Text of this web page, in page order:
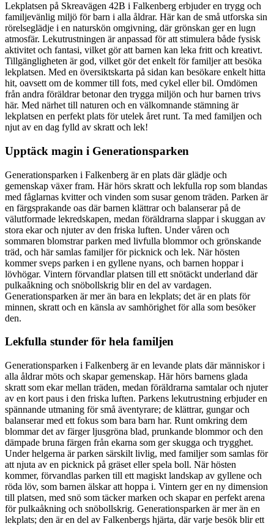
Lekplatsen på Skreavägen 42B i Falkenberg erbjuder en trygg och
familjevänlig miljö för barn i alla åldrar. Här kan de små utforska sin
rörelseglädje i en naturskön omgivning, där grönskan ger en lugn
atmosfär. Lekutrustningen är anpassad för att stimulera både fysisk
aktivitet och fantasi, vilket gör att barnen kan leka fritt och kreativt.
Tillgängligheten är god, vilket gör det enkelt för familjer att besöka
lekplatsen. Med en översiktskarta på sidan kan besökare enkelt hitta
hit, oavsett om de kommer till fots, med cykel eller bil. Omdömen
från andra föräldrar betonar den trygga miljön och hur barnen trivs
här. Med närhet till naturen och en välkomnande stämning är
lekplatsen en perfekt plats för utelek året runt. Ta med familjen och
njut av en dag fylld av skratt och lek!
Upptäck magin i Generationsparken
Generationsparken i Falkenberg är en plats där glädje och
gemenskap växer fram. Här hörs skratt och lekfulla rop som blandas
med fåglarnas kvitter och vinden som susar genom träden. Parken är
en färgsprakande oas där barnen klättrar och balanserar på de
välutformade lekredskapen, medan föräldrarna slappar i skuggan av
stora ekar och njuter av den friska luften. Under våren och
sommaren blomstrar parken med livfulla blommor och grönskande
träd, och här samlas familjer för picknick och lek. När hösten
kommer sveps parken i en gyllene nyans, och barnen hoppar i
lövhögar. Vintern förvandlar platsen till ett snötäckt underland där
pulkaåkning och snöbollskrig blir en del av vardagen.
Generationsparken är mer än bara en lekplats; det är en plats för
minnen, skratt och en känsla av samhörighet för alla som besöker
den.
Lekfulla stunder för hela familjen
Generationsparken i Falkenberg är en levande plats där människor i
alla åldrar möts och skapar gemenskap. Här hörs barnens glada
skratt som ekar mellan träden, medan föräldrarna samtalar och njuter
av en kort paus i den friska luften. Parkens lekutrustning erbjuder en
spännande utmaning för små äventyrare; de klättrar, gungar och
balanserar med ett fokus som bara barn har. Runt omkring dem
blommar det av färger ljusgröna blad, prunkande blommor och den
dämpade bruna färgen från ekarna som ger skugga och trygghet.
Under helgerna är parken särskilt livlig, med familjer som samlas för
att njuta av en picknick på gräset eller spela boll. När hösten
kommer, förvandlas parken till ett magiskt landskap av gyllene och
röda löv, som barnen älskar att hoppa i. Vintern ger en ny dimension
till platsen, med snö som täcker marken och skapar en perfekt arena
för pulkaåkning och snöbollskrig. Generationsparken är mer än en
lekplats; den är en del av Falkenbergs hjärta, där varje besök blir ett